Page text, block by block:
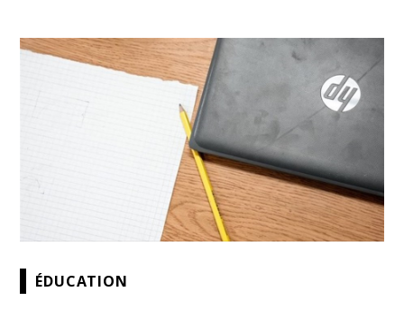
ÉDUCATION